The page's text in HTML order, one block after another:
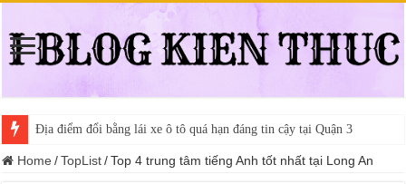
Địa điểm đổi bằng lái xe ô tô quá hạn đáng tin cậy tại Quận 3
Home / TopList / Top 4 trung tâm tiếng Anh tốt nhất tại Long An